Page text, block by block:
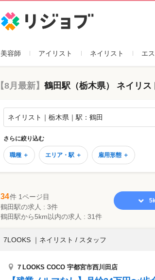
美容師 アイリスト ネイリスト エ
【8月最新】 鶴田駅（栃木県） ネイリ
ネイリスト｜栃木県｜駅：鶴田
さらに絞り込む
職種 ＋ エリア・駅 ＋ 雇用形態 ＋
34件 1ページ目
鶴田駅の求人 : 3件
鶴田駅から5km以内の求人 : 31件
7LOOKS ｜ ネイリスト / スタッフ
７LOOKS COCO 宇都宮市西川田店